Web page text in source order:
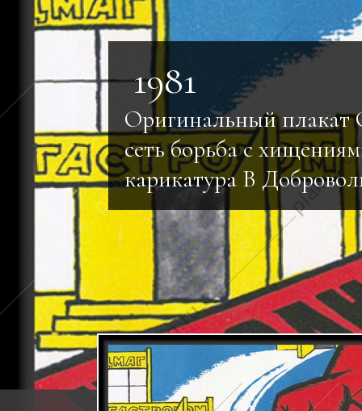
1981
Оригинальный плакат
сеть борьба с
карикатура В